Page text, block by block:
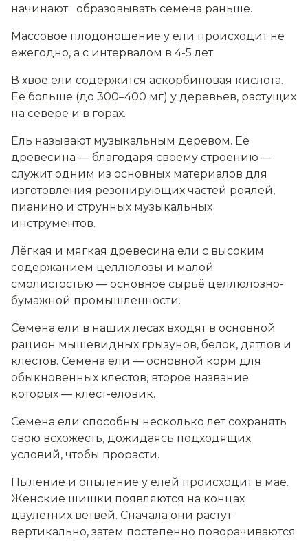
начинают образовывать семена раньше.
Массовое плодоношение у ели происходит не
ежегодно, а с интервалом в 4-5 лет.
В хвое ели содержится аскорбиновая кислота.
Её больше (до 300–400 мг) у деревьев, растущих
на севере и в горах.
Ель называют музыкальным деревом. Её
древесина — благодаря своему строению —
служит одним из основных материалов для
изготовления резонирующих частей роялей,
пианино и струнных музыкальных
инструментов.
Лёгкая и мягкая древесина ели с высоким
содержанием целлюлозы и малой
смолистостью — основное сырьё целлюлозно-
бумажной промышленности.
Семена ели в наших лесах входят в основной
рацион мышевидных грызунов, белок, дятлов и
клестов. Семена ели — основной корм для
обыкновенных клестов, второе название
которых — клёст-еловик.
Семена ели способны несколько лет сохранять
свою всхожесть, дожидаясь подходящих
условий, чтобы прорасти.
Пыление и опыление у елей происходит в мае.
Женские шишки появляются на концах
двулетних ветвей. Сначала они растут
вертикально, затем постепенно поворачиваются